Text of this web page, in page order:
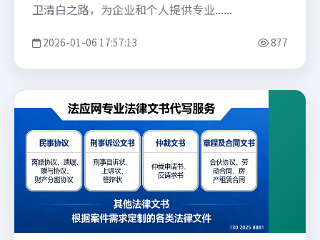
卫清白之路，为企业和个人提供专业......
2026-01-06 17:57:13 877